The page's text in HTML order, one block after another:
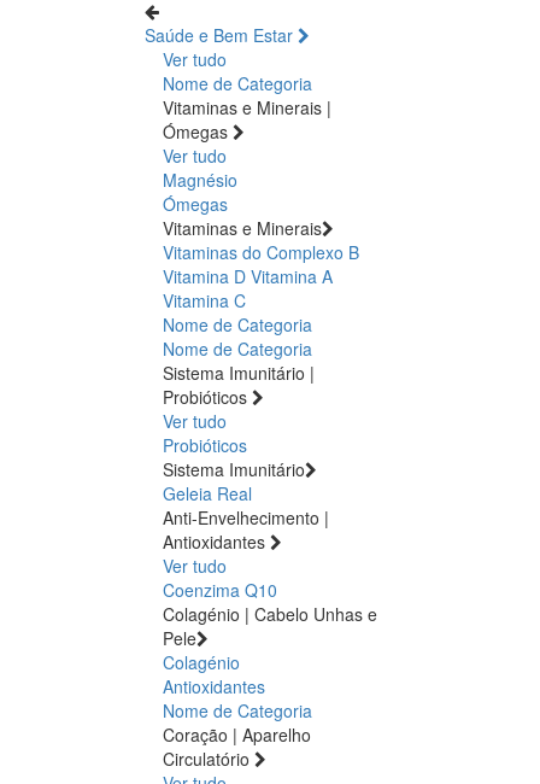
Saúde e Bem Estar
Ver tudo
Nome de Categoria
Vitaminas e Minerais |
Ómegas
Ver tudo
Magnésio
Ómegas
Vitaminas e Minerais
Vitaminas do Complexo B
Vitamina D Vitamina A
Vitamina C
Nome de Categoria
Nome de Categoria
Sistema Imunitário |
Probióticos
Ver tudo
Probióticos
Sistema Imunitário
Geleia Real
Anti-Envelhecimento |
Antioxidantes
Ver tudo
Coenzima Q10
Colagénio | Cabelo Unhas e
Pele
Colagénio
Antioxidantes
Nome de Categoria
Coração | Aparelho
Circulatório